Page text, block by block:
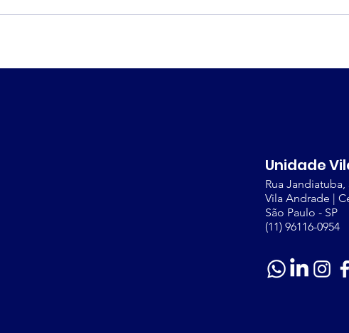
Unidade
Rua Jandiatuba,
Vila Andrade |
São Paulo - SP
(11) 96116-0954